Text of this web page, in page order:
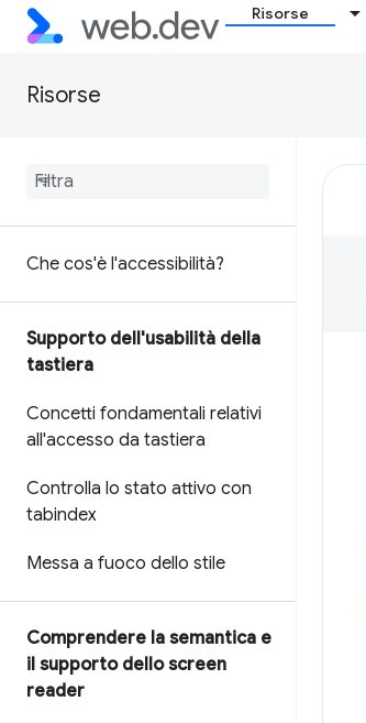
Risorse
Risorse
Che cos'è l'accessibilità?
Supporto dell'usabilità della
tastiera
Concetti fondamentali relativi
all'accesso da tastiera
Controlla lo stato attivo con
tabindex
Messa a fuoco dello stile
Comprendere la semantica e
il supporto dello screen
reader